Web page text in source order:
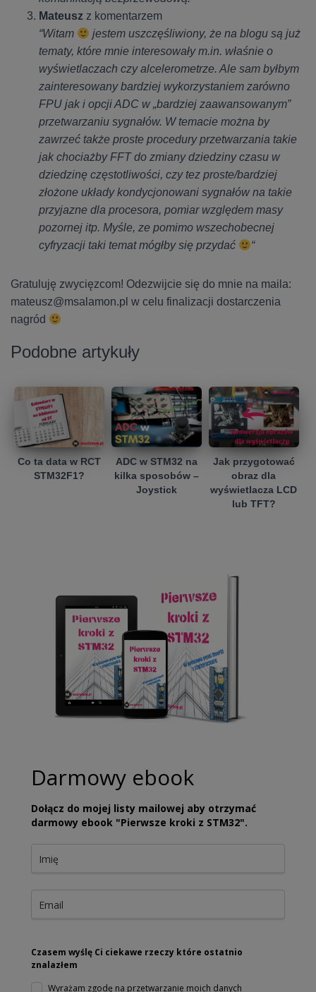
Mateusz z komentarzem
“Witam
jestem uszczęśliwiony, że na blogu są już
tematy, które mnie interesowały m.in. właśnie o
wyświetlaczach czy alcelerometrze. Ale sam byłbym
zainteresowany bardziej wykorzystaniem zarówno
FPU jak i opcji ADC w „bardziej zaawansowanym”
przetwarzaniu sygnałów. W temacie można by
zawrzeć także proste procedury przetwarzania takie
jak chociażby FFT do zmiany dziedziny czasu w
dziedzinę częstotliwości, czy tez proste/bardziej
złożone układy kondycjonowani sygnałów na takie
przyjazne dla procesora, pomiar względem masy
pozornej itp. Myśle, ze pomimo wszechobecnej
cyfryzacji taki temat mógłby się przydać
“
Gratuluję zwycięzcom! Odezwijcie się do mnie na maila:
mateusz@msalamon.pl w celu finalizacji dostarczenia
nagród
Podobne artykuły
Co ta data w RCT
STM32F1?
ADC w STM32 na
kilka sposobów –
Joystick
Jak przygotować
obraz dla
wyświetlacza LCD
lub TFT?
Darmowy ebook
Dołącz do mojej listy mailowej aby otrzymać
darmowy ebook "Pierwsze kroki z STM32".
Czasem wyślę Ci ciekawe rzeczy które ostatnio
znalazłem
Wyrażam zgodę na przetwarzanie moich danych